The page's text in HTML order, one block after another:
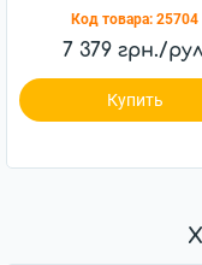
Код товара: 25704
7 379 грн./
Купить